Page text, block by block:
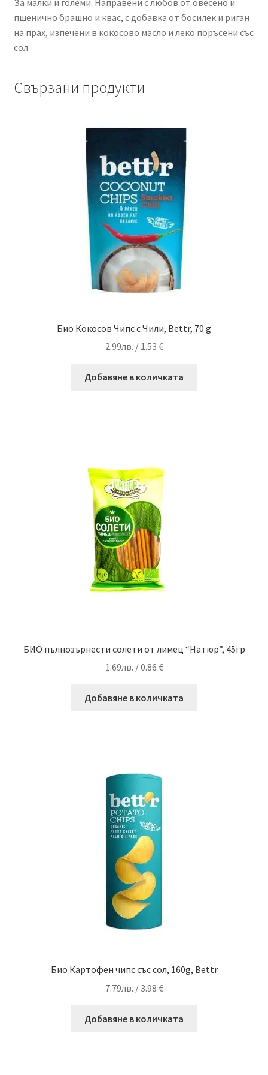
За малки и големи. Направени с любов от овесено и
пшенично брашно и квас, с добавка от босилек и риган
на прах, изпечени в кокосово масло и леко поръсени със
сол.
Свързани продукти
Био Кокосов Чипс с Чили, Bettr, 70 g
2.99лв. / 1.53 €
Добавяне в количката
БИО пълнозърнести солети от лимец “Натюр”, 45гр
1.69лв. / 0.86 €
Добавяне в количката
Био Картофен чипс със сол, 160g, Bettr
7.79лв. / 3.98 €
Добавяне в количката